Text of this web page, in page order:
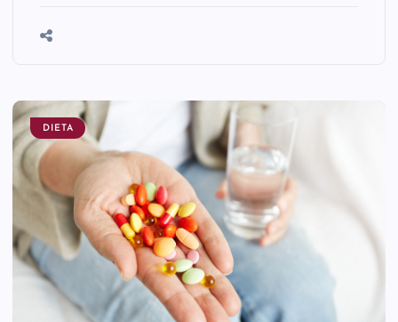
DIETA